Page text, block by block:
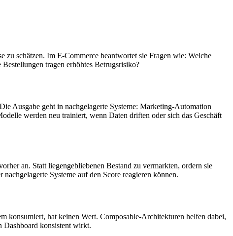
schätzen. Im E-Commerce beantwortet sie Fragen wie: Welche
tragen erhöhtes Betrugsrisiko?
Ausgabe geht in nachgelagerte Systeme: Marketing-Automation
werden neu trainiert, wenn Daten driften oder sich das Geschäft
an. Statt liegengebliebenen Bestand zu vermarkten, ordern sie
Systeme auf den Score reagieren können.
konsumiert, hat keinen Wert. Composable-Architekturen helfen dabei,
Dashboard konsistent wirkt.